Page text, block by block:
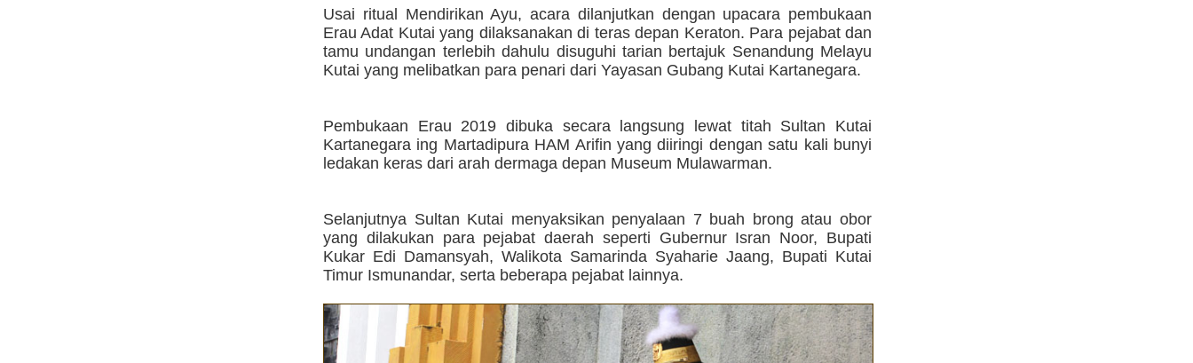
Usai ritual Mendirikan Ayu, acara dilanjutkan dengan upacara pembukaan
Erau Adat Kutai yang dilaksanakan di teras depan Keraton. Para pejabat dan
tamu undangan terlebih dahulu disuguhi tarian bertajuk Senandung Melayu
Kutai yang melibatkan para penari dari Yayasan Gubang Kutai Kartanegara.
Pembukaan Erau 2019 dibuka secara langsung lewat titah Sultan Kutai
Kartanegara ing Martadipura HAM Arifin yang diiringi dengan satu kali bunyi
ledakan keras dari arah dermaga depan Museum Mulawarman.
Selanjutnya Sultan Kutai menyaksikan penyalaan 7 buah brong atau obor
yang dilakukan para pejabat daerah seperti Gubernur Isran Noor, Bupati
Kukar Edi Damansyah, Walikota Samarinda Syaharie Jaang, Bupati Kutai
Timur Ismunandar, serta beberapa pejabat lainnya.